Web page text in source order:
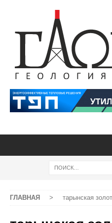
ГЛАВНАЯ > тарынская